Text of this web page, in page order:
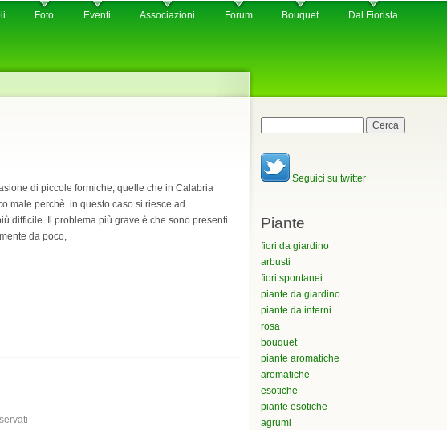
Foto Eventi Associazioni Forum Bouquet Dal Fiorista
di piccole formiche, quelle che in Calabria
male perchè in questo caso si riesce ad
difficile. Il problema più grave è che sono presenti
da poco,
Maschera di ricerca
Seguici su twitter
Piante
fiori da giardino
arbusti
fiori spontanei
piante da giardino
piante da interni
rosa
bouquet
piante aromatiche
aromatiche
esotiche
piante esotiche
agrumi